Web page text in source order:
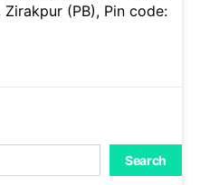
(PB), Pin code:
Search